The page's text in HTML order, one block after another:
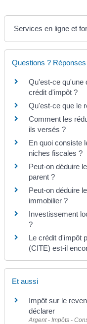
Services en ligne et
Questions ? Réponses
Qu'est-ce qu'une
crédit d'impôt ?
Qu'est-ce que le
Comment les
ils versés ?
En quoi consiste
niches fiscales ?
Peut-on déduire
parent ?
Peut-on déduire
immobilier ?
Investissement
?
Le crédit d'impôt
(CITE) est-il
Et aussi
Impôt sur le
déclarer
Argent - Impôts -